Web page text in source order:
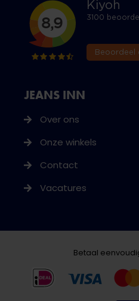
JEANS INN
Over ons
Onze winkels
Contact
Vacatures
Betaal